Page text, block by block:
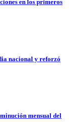
en los primeros
nacional y reforzó
mensual del